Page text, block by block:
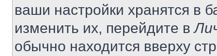
ваши настройки хранятся в
изменить их, перейдите в
обычно находится вверху